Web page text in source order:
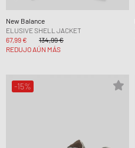
New Balance
ELUSIVE SHELL JACKET
67,99 €
134,99 €
REDUJO AÚN MÁS
-15%